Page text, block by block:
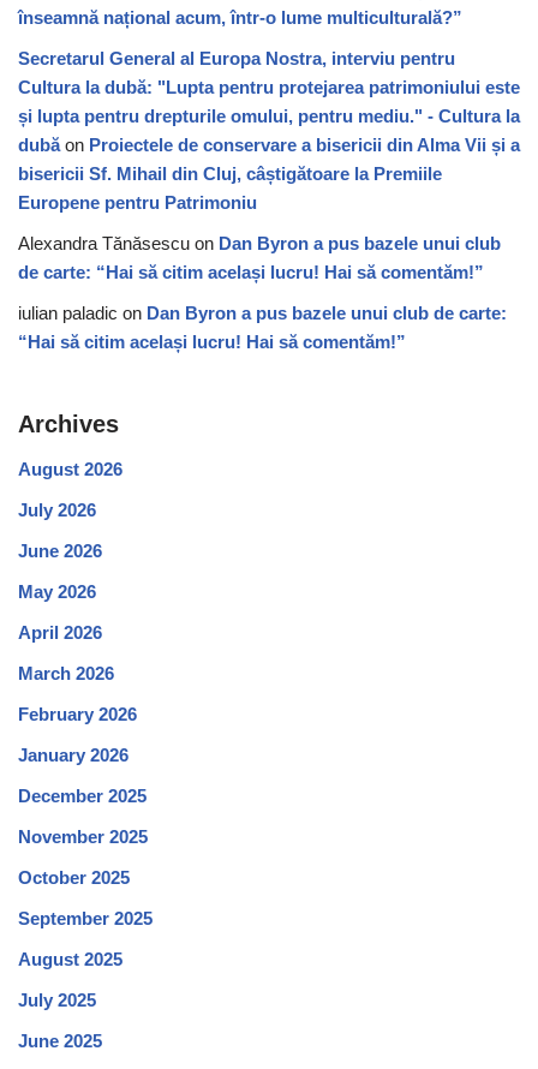
înseamnă național acum, într-o lume multiculturală?”
Secretarul General al Europa Nostra, interviu pentru
Cultura la dubă: "Lupta pentru protejarea patrimoniului este
și lupta pentru drepturile omului, pentru mediu." - Cultura la
dubăon Proiectele de conservare a bisericii din Alma Vii și a
bisericii Sf. Mihail din Cluj, câștigătoare la Premiile
Europene pentru Patrimoniu
Alexandra Tănăsescu on Dan Byron a pus bazele unui club
de carte: “Hai să citim același lucru! Hai să comentăm!”
iulian paladic on Dan Byron a pus bazele unui club de carte:
“Hai să citim același lucru! Hai să comentăm!”
Archives
August 2026
July 2026
June 2026
May 2026
April 2026
March 2026
February 2026
January 2026
December 2025
November 2025
October 2025
September 2025
August 2025
July 2025
June 2025